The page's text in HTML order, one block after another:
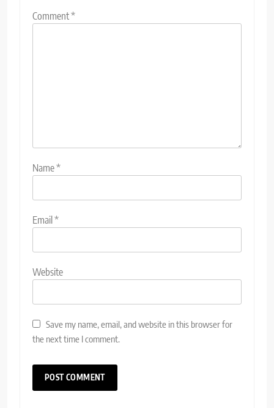
Comment*
Name*
Email *
Website
Save my name, email, and website in this browser for
the next time I comment.